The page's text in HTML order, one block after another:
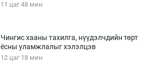
11 цаг 48 мин
Чингис хааны тахилга, нүүдэлчдийн төрт
ёсны уламжлалыг хэлэлцэв
12 цаг 18 мин